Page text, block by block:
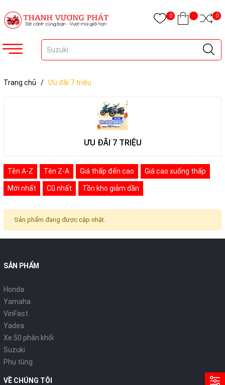
0 0
Trang chủ / Ưu đãi 7 triệu
ƯU ĐÃI 7 TRIỆU
Tên A-Z Tên Z-A Giá thấp đến cao Giá cao xuống thấp
Mới nhất Cũ nhất Tồn kho giảm dần
Sản phẩm đang được cập nhật.
SẢN PHẨM
Honda
Yamaha
VinFast
Yadea
Xe 50 phân khối
Suzuki
Phụ tùng
VỀ CHÚNG TÔI